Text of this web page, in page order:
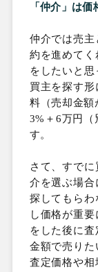
「仲介」は
仲介では売主
約を進めてく
をしたいと
買主を探す
料（売却金額
3%＋ 6万円（
す。
さて、すで
介を選ぶ場合
探してもらわ
し価格が重
をした後に
金額で売りた
査定価格や相